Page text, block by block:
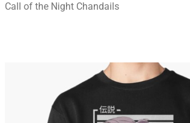
Call of the Night Chandails